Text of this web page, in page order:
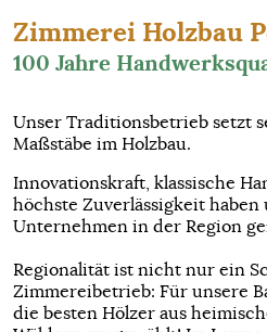
Zimmerei Holzbau
100 Jahre
Unser Traditionsbetrieb setzt
Maßstäbe im Holzbau.
Innovationskraft, klassische
höchste Zuverlässigkeit
Unternehmen in der Region
Regionalität ist nicht nur ein
Zimmereibetrieb: Für unsere
die besten Hölzer aus